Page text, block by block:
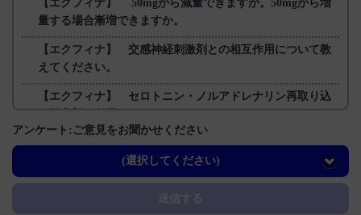
【エクフィナ】 50mgから減量できますか。50mgから増
量する場合漸増できますか。
【エクフィナ】 交感神経刺激剤との相互作用について教
えてください。
【エクフィナ】 セロトニン・ノルアドレナリン再取り込
【エクフィナ】 チラミンとの相互作用について教えてく
アンケート:ご意見をお聞かせください
(選択してください)